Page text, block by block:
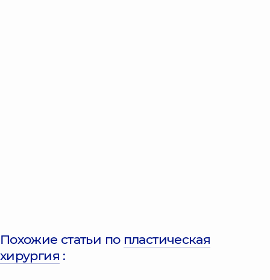
Похожие статьи по пластическая
хирургия :